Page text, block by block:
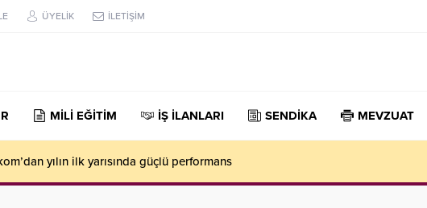
ÜYELİK İLETİŞİM
MİLİ EĞİTİM İŞ İLANLARI SENDİKA MEVZUAT
yılın ilk yarısında güçlü performans